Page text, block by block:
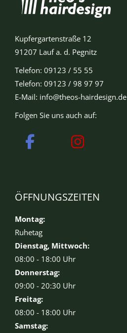
Kupfergartenstraße 12
91207 Lauf a. d. Pegnitz
Telefon: 09123 / 55 55
Telefon: 09123 / 98 97 97
E-Mail: info@theos-hairdesign.de
Folgen Sie uns auch auf:
ÖFFNUNGSZEITEN
Montag:
Ruhetag
Dienstag, Mittwoch:
08:00 - 18:00 Uhr
Donnerstag:
09:00 - 20:30 Uhr
Freitag:
08:00 - 18:00 Uhr
Samstag: